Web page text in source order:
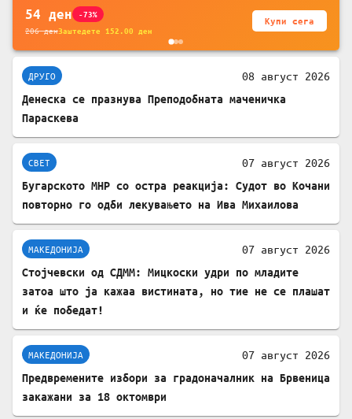
54 ден -73%
206денЗаштедете 152.00 ден
Купи сега
ДРУГО 08 август 2026
Денеска се празнува Преподобната маченичка
Параскева
СВЕТ 07 август 2026
Бугарското МНР со остра реакција: Судот во Кочани
повторно го одби лекувањето на Ива Михаилова
МАКЕДОНИЈА 07 август 2026
Стојчевски од СДММ: Мицкоски удри по младите
затоа што ја кажаа вистината, но тие не се плашат
и ќе победат!
МАКЕДОНИЈА 07 август 2026
Предвремените избори за градоначалник на Брвеница
закажани за 18 октомври